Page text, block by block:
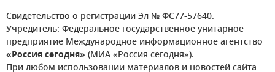
Свидетельство о регистрации Эл № ФС77-57640.
Учредитель: Федеральное государственное унитарное
предприятие Международное информационное агентство
«Россия сегодня» (МИА «Россия сегодня»).
При любом использовании материалов и новостей сайта